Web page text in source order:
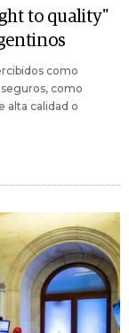
to quality"
como
como
alta calidad o